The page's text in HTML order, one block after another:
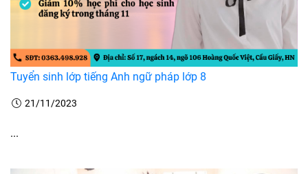
Tuyển sinh lớp tiếng Anh ngữ pháp lớp 8
21/11/2023
...